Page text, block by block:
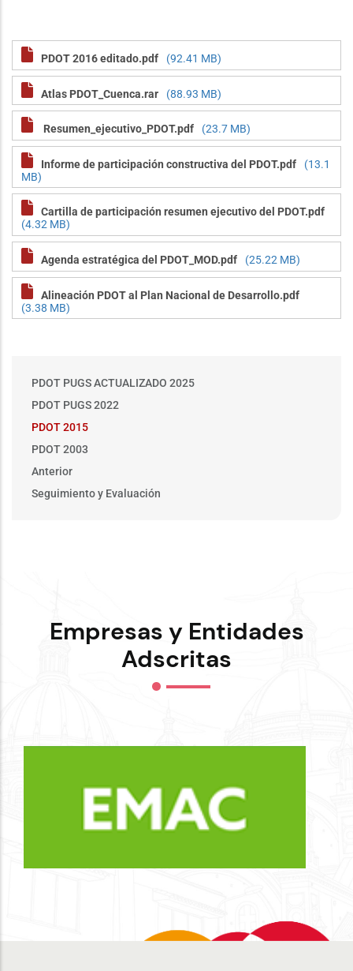
PDOT 2016 editado.pdf (92.41 MB)
Atlas PDOT_Cuenca.rar (88.93 MB)
Resumen_ejecutivo_PDOT.pdf (23.7 MB)
Informe de participación constructiva del PDOT.pdf
(13.1
MB)
Cartilla de participación resumen ejecutivo del PDOT.pdf
(4.32 MB)
Agenda estratégica del PDOT_MOD.pdf (25.22 MB)
Alineación PDOT al Plan Nacional de Desarrollo.pdf
(3.38 MB)
Main
menu
PDOT PUGS ACTUALIZADO 2025
PDOT PUGS 2022
PDOT 2015
PDOT 2003
Anterior
Seguimiento y Evaluación
Empresas y Entidades
Adscritas